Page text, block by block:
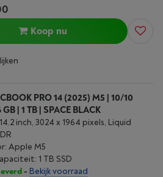
Koop nu
PRO 14 (2025) M5 | 10/10
GB | 1 TB | SPACE BLACK
inch, 3024 x 1964 pixels, Liquid
Apple M5
1 TB SSD
- Bekijk voorraad